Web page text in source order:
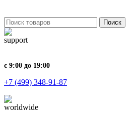
Поиск
с 9:00 до 19:00
+7 (499) 348-91-87